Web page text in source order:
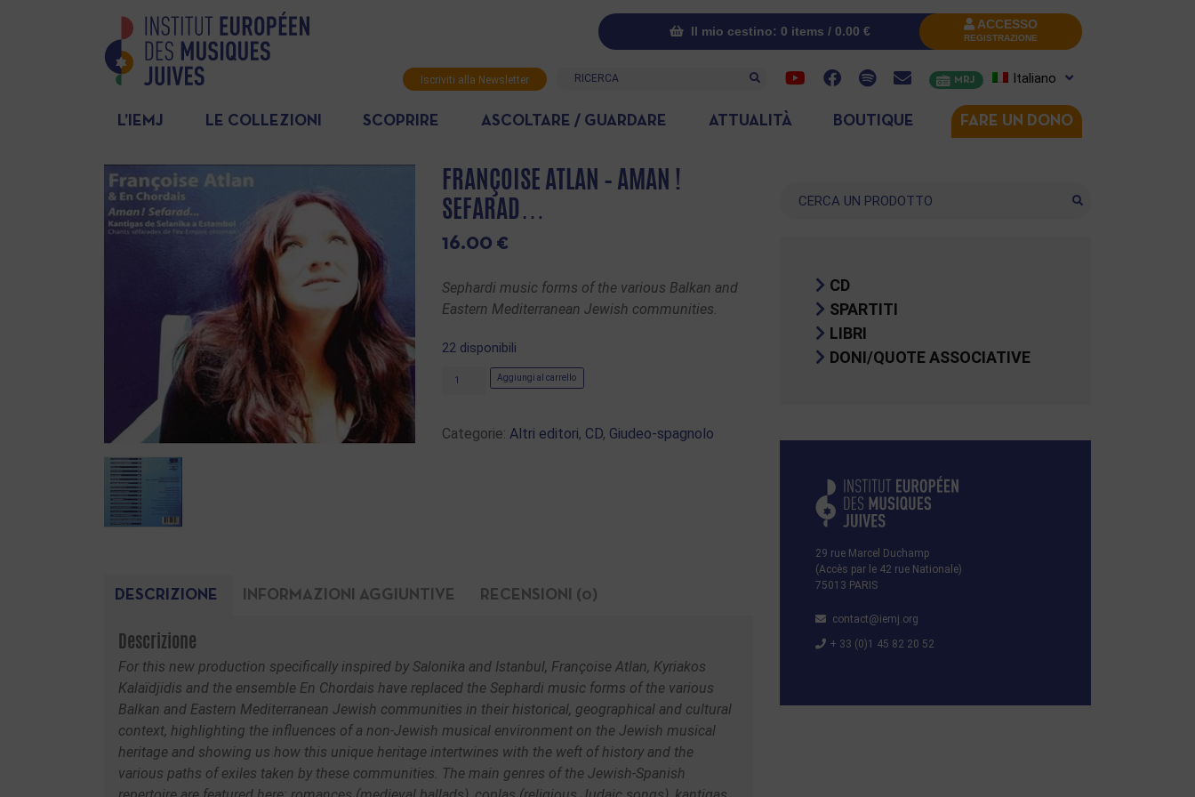
Il mio cestino: 0 items / 0.00 € ACCESSO
REGISTRAZIONE
Iscriviti alla Newsletter Ricerca MRJ Italiano
L’IEMJ LE COLLEZIONI SCOPRIRE ASCOLTARE / GUARDARE ATTUALITÀ BOUTIQUE FARE UN DONO
FRANÇOISE ATLAN – AMAN !
SEFARAD…
16.00 €
Sephardi music forms of the various Balkan and
Eastern Mediterranean Jewish communities.
22 disponibili
Aggiungi al carrello
Categorie: Altri editori, CD, Giudeo-spagnolo
DESCRIZIONE INFORMAZIONI AGGIUNTIVE RECENSIONI (0)
Descrizione
For this new production specifically inspired by Salonika and Istanbul, Françoise Atlan, Kyriakos
Kalaïdjidis and the ensemble En Chordais have replaced the Sephardi music forms of the various
Balkan and Eastern Mediterranean Jewish communities in their historical, geographical and cultural
context, highlighting the influences of a non-Jewish musical environment on the Jewish musical
heritage and showing us how this unique heritage intertwines with the weft of history and the
various paths of exiles taken by these communities. The main genres of the Jewish-Spanish
Ricerca
CD
SPARTITI
LIBRI
DONI/QUOTE ASSOCIATIVE
29 rue Marcel Duchamp
(Accès par le 42 rue Nationale)
75013 PARIS
contact@iemj.org
+ 33 (0)1 45 82 20 52